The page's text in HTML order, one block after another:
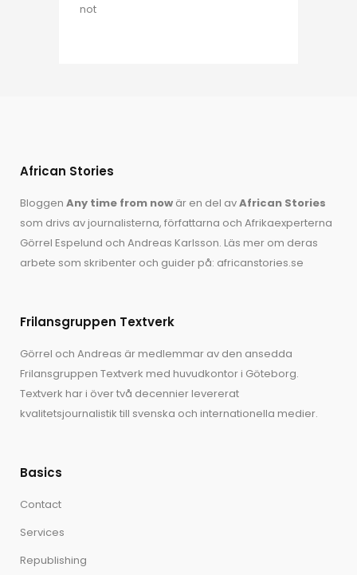
not
African Stories
Bloggen Any time from now är en del avAfrican Stories
som drivs av journalisterna, författarna och Afrikaexperterna
Görrel Espelund och Andreas Karlsson. Läs mer om deras
arbete som skribenter och guider på: africanstories.se
Frilansgruppen Textverk
Görrel och Andreas är medlemmar av den ansedda
Frilansgruppen Textverk med huvudkontor i Göteborg.
Textverk har i över två decennier levererat
kvalitetsjournalistik till svenska och internationella medier.
Basics
Contact
Services
Republishing